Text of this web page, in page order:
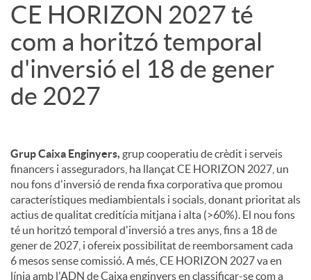
CE HORIZON 2027 té
com a horitzó temporal
d'inversió el 18 de gener
de 2027
Grup Caixa Enginyers, grup cooperatiu de crèdit i serveis
financers i asseguradors, ha llançat CE HORIZON 2027, un
nou fons d'inversió de renda fixa corporativa que promou
característiques mediambientals i socials, donant prioritat als
actius de qualitat creditícia mitjana i alta (>60%). El nou fons
té un horitzó temporal d'inversió a tres anys, fins a 18 de
gener de 2027, i ofereix possibilitat de reemborsament cada
6 mesos sense comissió. A més, CE HORIZON 2027 va en
línia amb l'ADN de Caixa enginyers en classificar-se com a